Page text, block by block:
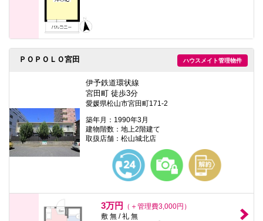
ハウスメイト管理物件
ＰＯＰＯＬＯ宮田
伊予鉄道環状線
宮田町 徒歩3分
愛媛県松山市宮田町171-2
築年月：1990年3月
建物階数：地上2階建て
取扱店舗：松山城北店
3万円
（＋管理費3,000円）
敷 無 / 礼 無